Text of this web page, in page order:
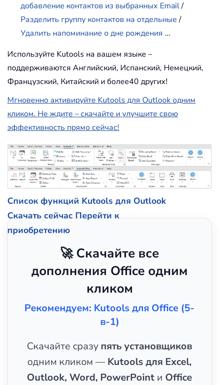
добавление контактов из выбранных Email/
Разделить группу контактов на отдельные/
Удалить напоминание о дне рождения ...
Используйте Kutools на вашем языке –
поддерживаются Английский, Испанский, Немецкий,
Французский, Китайский и более40 других!
Мгновенно активируйте Kutools для Outlook одним
кликом. Не ждите – скачайте и улучшите свою
эффективность прямо сейчас!
Список функций Kutools для Outlook
Скачать сейчас Перейти к
приобретению
🚀 Скачайте все
дополнения Office одним
кликом
Рекомендуем: Kutools для Office (5-
в-1)
Скачайте сразу пять установщиков
одним кликом — Kutools для Excel,
Outlook, Word, PowerPoint и Office